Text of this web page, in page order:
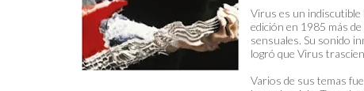
Virus es un indiscutible
edición en 1985 más
sensuales. Su sonido
logró que Virus
Varios de sus temas